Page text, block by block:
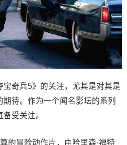
奇兵5》的关注，尤其是对其是
待。作为一个闻名影坛的系列
受关注。
的冒险动作片，由哈里森·福特